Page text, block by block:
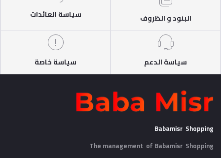
البنود و الظروف سياسة العائدات
سياسة الدعم سياسة خاصة
Babamisr Shopping
The management of Babamisr Shopping